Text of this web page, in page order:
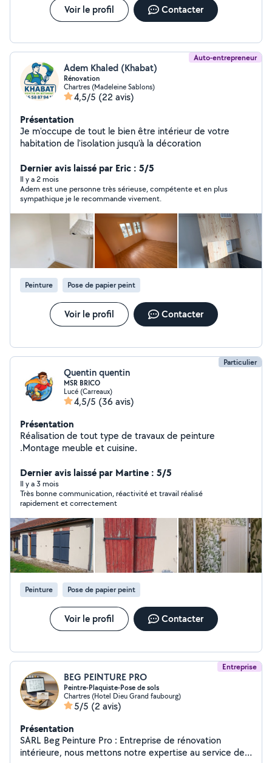
Voir le profil Contacter
Auto-entrepreneur
Adem Khaled (Khabat)
Rénovation
Chartres (Madeleine Sablons)
4,5/5 (22 avis)
Présentation
Je m'occupe de tout le bien être intérieur de votre
habitation de l'isolation jusqu'à la décoration
Dernier avis laissé par Eric : 5/5
Il y a 2 mois
Adem est une personne très sérieuse, compétente et en plus
sympathique je le recommande vivement.
Peinture Pose de papier peint
Voir le profil Contacter
Particulier
Quentin quentin
MSR BRICO
Lucé (Carreaux)
4,5/5 (36 avis)
Présentation
Réalisation de tout type de travaux de peinture
.Montage meuble et cuisine.
Dernier avis laissé par Martine : 5/5
Il y a 3 mois
Très bonne communication, réactivité et travail réalisé
rapidement et correctement
Peinture Pose de papier peint
Voir le profil Contacter
Entreprise
BEG PEINTURE PRO
Peintre-Plaquiste-Pose de sols
Chartres (Hotel Dieu Grand faubourg)
5/5 (2 avis)
Présentation
SARL Beg Peinture Pro : Entreprise de rénovation
intérieure, nous mettons notre expertise au service de